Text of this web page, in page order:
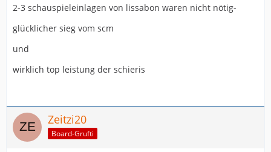
2-3 schauspieleinlagen von lissabon waren nicht nötig-
glücklicher sieg vom scm
und
wirklich top leistung der schieris
Zeitzi20
Board-Grufti